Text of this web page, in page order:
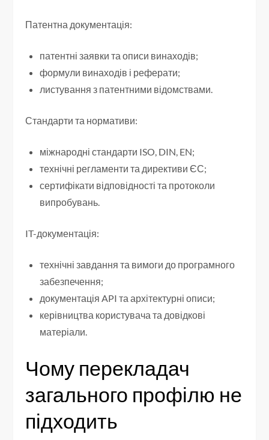
Патентна документація:
патентні заявки та описи винаходів;
формули винаходів і реферати;
листування з патентними відомствами.
Стандарти та нормативи:
міжнародні стандарти ISO, DIN, EN;
технічні регламенти та директиви ЄС;
сертифікати відповідності та протоколи
випробувань.
IT-документація:
технічні завдання та вимоги до програмного
забезпечення;
документація API та архітектурні описи;
керівництва користувача та довідкові
матеріали.
Чому перекладач
загального профілю не
підходить